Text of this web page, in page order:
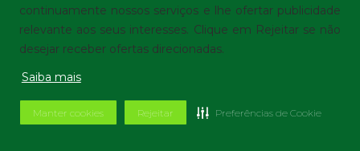
continuamente nossos serviços e lhe ofertar publicidade
relevante aos seus interesses. Clique em Rejeitar se não
desejar receber ofertas direcionadas.
Saiba mais
Manter cookies Rejeitar Preferências de Cookie